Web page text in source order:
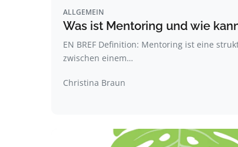
ALLGEMEIN
Was ist Mentoring und wie
EN BREF Definition: Mentoring ist eine
zwischen einem…
Christina Braun